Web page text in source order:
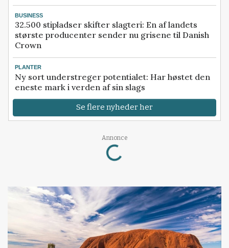
BUSINESS
32.500 stipladser skifter slagteri: En af landets
største producenter sender nu grisene til Danish
Crown
PLANTER
Ny sort understreger potentialet: Har høstet den
eneste mark i verden af sin slags
Se flere nyheder her
Annonce
Loading...